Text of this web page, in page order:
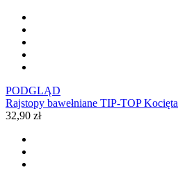
PODGLĄD
Rajstopy bawełniane TIP-TOP Kocięta
32,90 zł